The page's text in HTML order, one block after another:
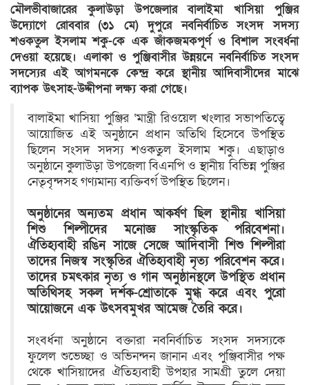
মৌলভীবাজারের কুলাউড়া উপজেলার বালাইমা খাসিয়া পুঞ্জির
উদ্যোগে রোববার (৩১ মে) দুপুরে নবনির্বাচিত সংসদ সদস্য
শওকতুল ইসলাম শকু-কে এক জাঁকজমকপূর্ণ ও বিশাল সংবর্ধনা
দেওয়া হয়েছে। এলাকা ও পুঞ্জিবাসীর উন্নয়নে নবনির্বাচিত সংসদ
সদস্যের এই আগমনকে কেন্দ্র করে স্থানীয় আদিবাসীদের মাঝে
ব্যাপক উৎসাহ-উদ্দীপনা লক্ষ্য করা গেছে।
​বালাইমা খাসিয়া পুঞ্জির ‘মান্ত্রী রিওয়েল খংলার সভাপতিত্বে
আয়োজিত এই অনুষ্ঠানে প্রধান অতিথি হিসেবে উপস্থিত
ছিলেন সংসদ সদস্য শওকতুল ইসলাম শকু। এছাড়াও
অনুষ্ঠানে কুলাউড়া উপজেলা বিএনপি ও স্থানীয় বিভিন্ন পুঞ্জির
নেতৃবৃন্দসহ গণ্যমান্য ব্যক্তিবর্গ উপস্থিত ছিলেন।
​অনুষ্ঠানের অন্যতম প্রধান আকর্ষণ ছিল স্থানীয় খাসিয়া
শিশু শিল্পীদের মনোজ্ঞ সাংস্কৃতিক পরিবেশনা।
ঐতিহ্যবাহী রঙিন সাজে সেজে আদিবাসী শিশু শিল্পীরা
তাদের নিজস্ব সংস্কৃতির ঐতিহ্যবাহী নৃত্য পরিবেশন করে।
তাদের চমৎকার নৃত্য ও গান অনুষ্ঠানস্থলে উপস্থিত প্রধান
অতিথিসহ সকল দর্শক-শ্রোতাকে মুগ্ধ করে এবং পুরো
আয়োজনে এক উৎসবমুখর আমেজ তৈরি করে।
​সংবর্ধনা অনুষ্ঠানে বক্তারা নবনির্বাচিত সংসদ সদস্যকে
ফুলেল শুভেচ্ছা ও অভিনন্দন জানান এবং পুঞ্জিবাসীর পক্ষ
থেকে খাসিয়াদের ঐতিহ্যবাহী উপহার সামগ্রী তুলে দেয়া